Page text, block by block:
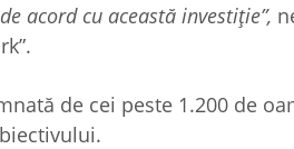
acord cu această investiție”,
de cei peste 1.200 de